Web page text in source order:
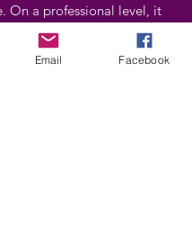
On a professional level, it
ideas are clear,
to the realization of
Email Facebook